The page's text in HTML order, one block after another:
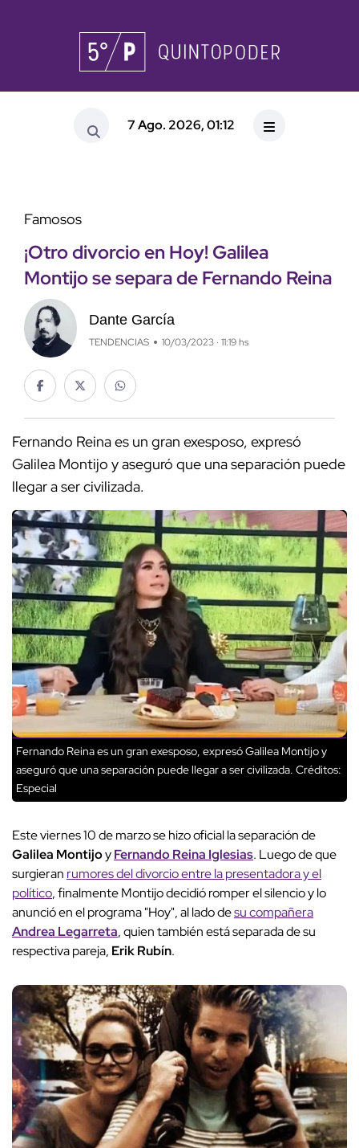
7 Ago. 2026, 01:12
Famosos
¡Otro divorcio en Hoy! Galilea
Montijo se separa de Fernando Reina
Dante García
TENDENCIAS 10/03/2023 · 11:19 hs
Fernando Reina es un gran exesposo, expresó
Galilea Montijo y aseguró que una separación puede
llegar a ser civilizada.
Fernando Reina es un gran exesposo, expresó Galilea Montijo y
aseguró que una separación puede llegar a ser civilizada. Créditos:
Especial
Este viernes 10 de marzo se hizo oficial la separación de
Galilea MontijoyFernando Reina Iglesias. Luego de que
surgieran rumores del divorcio entre la presentadora y el
político, finalmente Montijo decidió romper el silencio y lo
anunció en el programa "Hoy", al lado desu compañera
Andrea Legarreta, quien también está separada de su
respectiva pareja, Erik Rubín.